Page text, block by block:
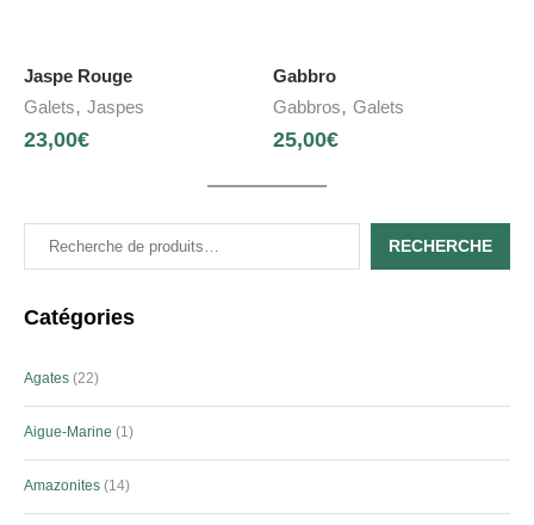
Jaspe Rouge
Galets, Jaspes
23,00€
Gabbro
Gabbros, Galets
25,00€
RECHERCHE
Catégories
Agates 22
Aigue-Marine 1
Amazonites 14